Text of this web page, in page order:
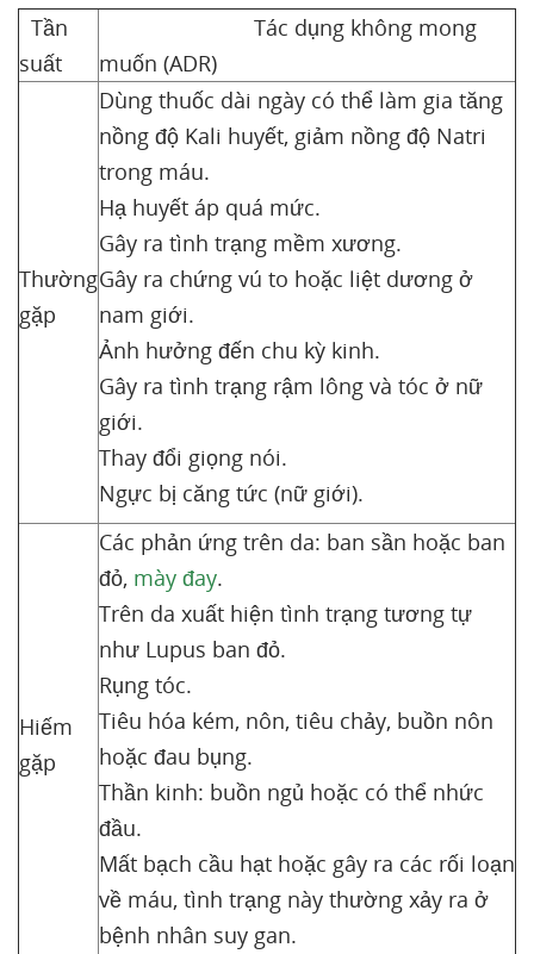
Tần
suất
Tác dụng không mong
muốn (ADR)
Thường
gặp
Dùng thuốc dài ngày có thể làm gia tăng
nồng độ Kali huyết, giảm nồng độ Natri
trong máu.
Hạ huyết áp quá mức.
Gây ra tình trạng mềm xương.
Gây ra chứng vú to hoặc liệt dương ở
nam giới.
Ảnh hưởng đến chu kỳ kinh.
Gây ra tình trạng rậm lông và tóc ở nữ
giới.
Thay đổi giọng nói.
Ngực bị căng tức (nữ giới).
Hiếm
gặp
Các phản ứng trên da: ban sần hoặc ban
đỏ, mày đay.
Trên da xuất hiện tình trạng tương tự
như Lupus ban đỏ.
Rụng tóc.
Tiêu hóa kém, nôn, tiêu chảy, buồn nôn
hoặc đau bụng.
Thần kinh: buồn ngủ hoặc có thể nhức
đầu.
Mất bạch cầu hạt hoặc gây ra các rối loạn
về máu, tình trạng này thường xảy ra ở
bệnh nhân suy gan.